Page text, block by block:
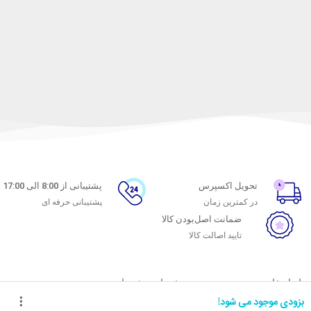
بزودی موجود می شود!
تحویل اکسپرس
در کمترین زمان
پشتیبانی از 8:00 الی 17:00
پشتیبانی حرفه ای
ضمانت اصل‌بودن کالا
تایید اصالت کالا
با ماه خانوم
اتاق خبر ماه خانوم
خدمات مشتریان